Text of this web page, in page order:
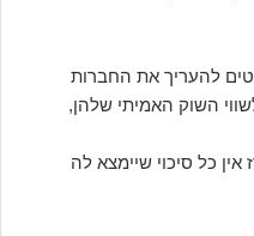
להעריך את החברות
השוק האמיתי שלהן,
כל סיכוי שיימצא לה